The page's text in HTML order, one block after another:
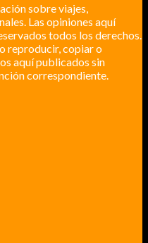
sobre viajes,
Las opiniones aquí
todos los derechos.
reproducir, copiar o
aquí publicados sin
correspondiente.